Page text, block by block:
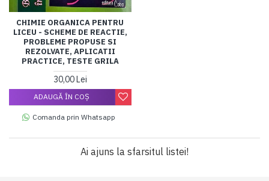
CHIMIE ORGANICA PENTRU
LICEU - SCHEME DE REACTIE,
PROBLEME PROPUSE SI
REZOLVATE, APLICATII
PRACTICE, TESTE GRILA
30,00 Lei
ADAUGĂ ÎN COŞ
Comanda prin Whatsapp
Ai ajuns la sfarsitul listei!